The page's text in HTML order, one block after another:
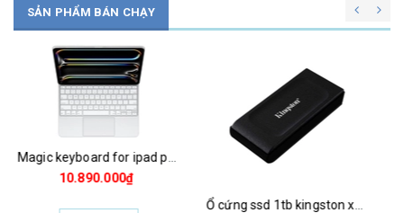
SẢN PHẨM BÁN CHẠY